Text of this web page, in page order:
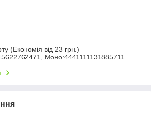
(Економія від 23 грн.)
Моно:4441111131885711